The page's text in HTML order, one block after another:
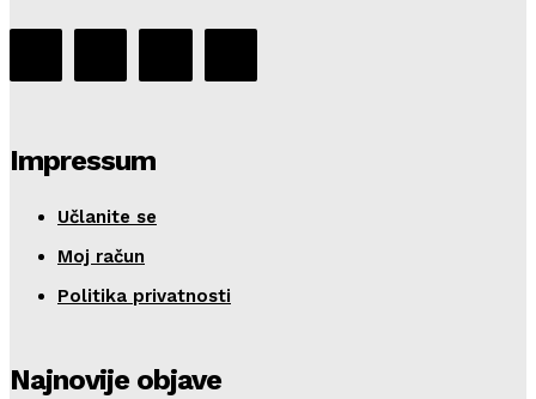
Impressum
Učlanite se
Moj račun
Politika privatnosti
Najnovije objave